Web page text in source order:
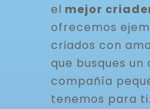
el mejor
ofrecemos
criados con
que busques
compañía
tenemos para ti.